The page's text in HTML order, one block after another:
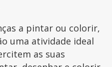
a pintar ou colorir,
uma atividade ideal
as suas